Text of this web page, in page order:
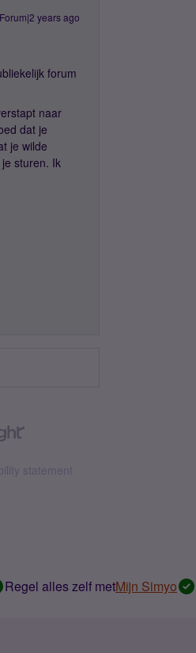
years ago
forum
naar
dat je
je wilde
sturen. Ik
statement
Regel alles zelf metMijn Simyo